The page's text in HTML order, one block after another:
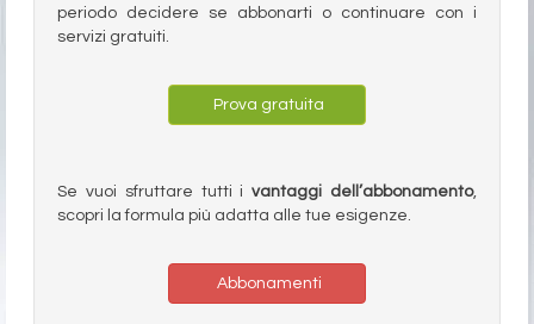
periodo decidere se abbonarti o continuare con i
servizi gratuiti.
Prova gratuita
Se vuoi sfruttare tutti ivantaggi dell’abbonamento,
scopri la formula più adatta alle tue esigenze.
Abbonamenti